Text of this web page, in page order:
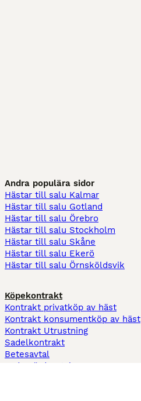
Andra populära sidor
Hästar till salu Kalmar
Hästar till salu Gotland
Hästar till salu Örebro
Hästar till salu Stockholm
Hästar till salu Skåne
Hästar till salu Ekerö
Hästar till salu Örnsköldsvik
Köpekontrakt
Kontrakt privatköp av häst
Kontrakt konsumentköp av häst
Kontrakt Utrustning
Sadelkontrakt
Betesavtal
Fodervärdsavtal